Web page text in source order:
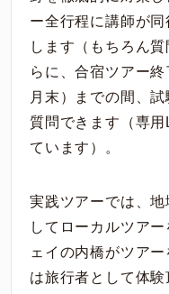
ー全行程に講師が
します（もちろん
らに、合宿ツアー
月末）までの間、
質問できます（専
ています）。
実践ツアーでは、
してローカルツア
ェイの内橋がツア
は旅行者として体